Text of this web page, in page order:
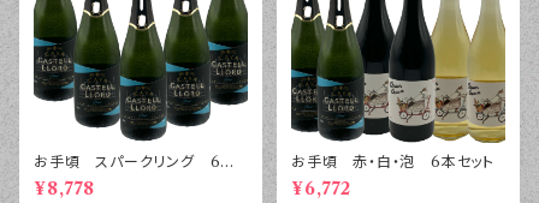
お手頃 スパークリング 6本
セット
¥8,778
お手頃 赤・白・泡 6本セット
¥6,772